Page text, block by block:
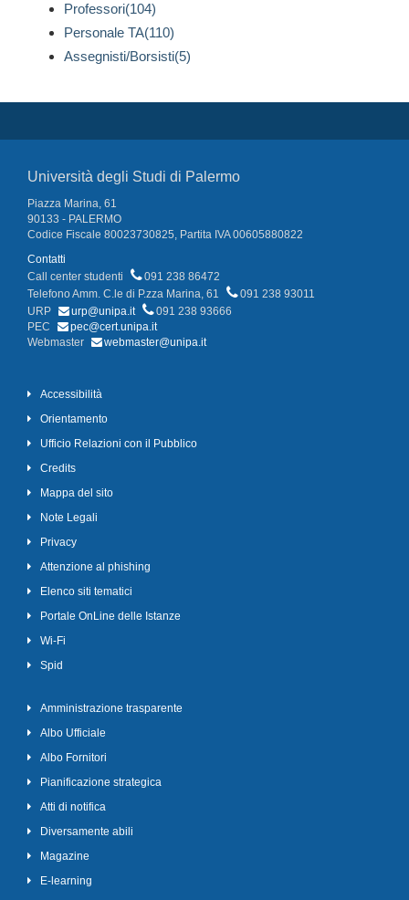
Professori(104)
Personale TA(110)
Assegnisti/Borsisti(5)
Università degli Studi di Palermo
Piazza Marina, 61
90133 - PALERMO
Codice Fiscale 80023730825, Partita IVA 00605880822
Contatti
Call center studenti
091 238 86472
Telefono Amm. C.le di P.zza Marina, 61
091 238 93011
URP
urp@unipa.it
091 238 93666
PEC
pec@cert.unipa.it
Webmaster
webmaster@unipa.it
Accessibilità
Orientamento
Ufficio Relazioni con il Pubblico
Credits
Mappa del sito
Note Legali
Privacy
Attenzione al phishing
Elenco siti tematici
Portale OnLine delle Istanze
Wi-Fi
Spid
Amministrazione trasparente
Albo Ufficiale
Albo Fornitori
Pianificazione strategica
Atti di notifica
Diversamente abili
Magazine
E-learning